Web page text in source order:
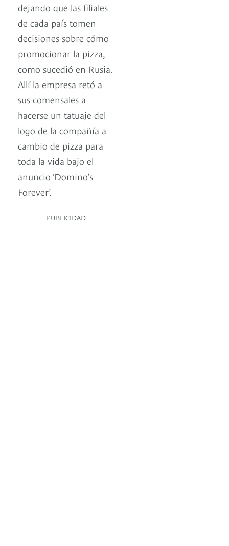
dejando que las filiales
de cada país tomen
decisiones sobre cómo
promocionar la pizza,
como sucedió en Rusia.
Allí la empresa retó a
sus comensales a
hacerse un tatuaje del
logo de la compañía a
cambio de pizza para
toda la vida bajo el
anuncio ‘Domino’s
Forever’.
PUBLICIDAD